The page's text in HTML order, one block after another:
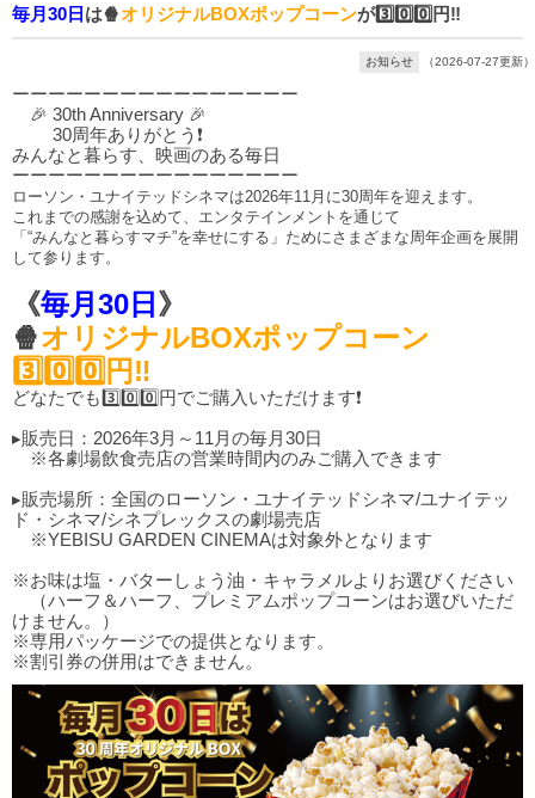
毎月30日 は🍿オリジナルBOXポップコーンが3️⃣0️⃣0️⃣円‼️
お知らせ （2026-07-27更新）
ーーーーーーーーーーーーーーーー
🎉 30th Anniversary 🎉
30周年ありがとう❗
みんなと暮らす、映画のある毎日
ーーーーーーーーーーーーーーーー
ローソン・ユナイテッドシネマは2026年11月に30周年を迎えます。
これまでの感謝を込めて、エンタテインメントを通じて
「“みんなと暮らすマチ”を幸せにする」ためにさまざまな周年企画を展開
して参ります。
《毎月30日 》
🍿オリジナルBOXポップコーン
3️⃣0️⃣0️⃣円‼️
どなたでも3️⃣0️⃣0️⃣円でご購入いただけます❗
▸販売日：2026年3月～11月の毎月30日
※各劇場飲食売店の営業時間内のみご購入できます
▸販売場所：全国のローソン・ユナイテッドシネマ/ユナイテッ
ド・シネマ/シネプレックスの劇場売店
※YEBISU GARDEN CINEMAは対象外となります
※お味は塩・バターしょう油・キャラメルよりお選びください
（ハーフ＆ハーフ、プレミアムポップコーンはお選びいただ
けません。）
※専用パッケージでの提供となります。
※割引券の併用はできません。